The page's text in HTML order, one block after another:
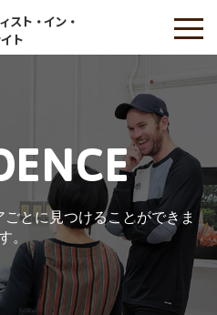
スト・イン・
ト
とに見つけることができま
。